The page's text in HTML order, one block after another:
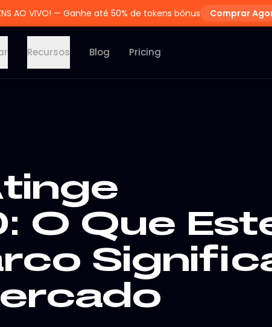
AO VIVO! — Ganhe até 50% de tokens bônus Comprar
Recursos Blog Pricing
O Que